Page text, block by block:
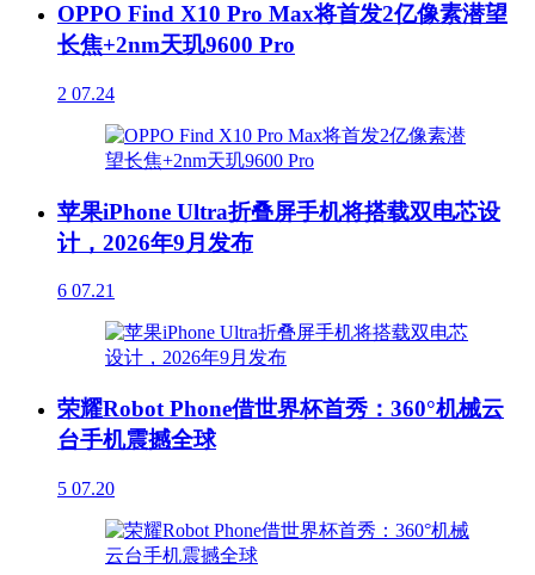
OPPO Find X10 Pro Max将首发2亿像素潜望
长焦+2nm天玑9600 Pro
2 07.24
苹果iPhone Ultra折叠屏手机将搭载双电芯设
计，2026年9月发布
6 07.21
荣耀Robot Phone借世界杯首秀：360°机械云
台手机震撼全球
5 07.20